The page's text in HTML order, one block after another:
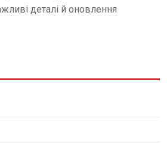
деталі й оновлення